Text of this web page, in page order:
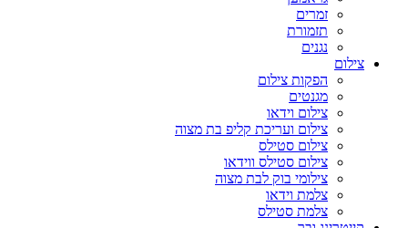
זמרים
תזמורת
נגנים
צילום
הפקות צילום
מגנטים
צילום וידאו
צילום ועריכת קליפ בת מצוה
צילום סטילס
צילום סטילס ווידאו
צילומי בוק לבת מצוה
צלמת וידאו
צלמת סטילס